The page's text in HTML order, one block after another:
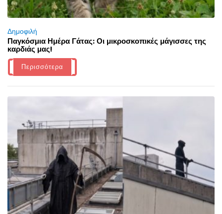
Δημοφιλή
Παγκόσμια Ημέρα Γάτας: Οι μικροσκοπικές μάγισσες της
καρδιάς μας!
Περισσότερα